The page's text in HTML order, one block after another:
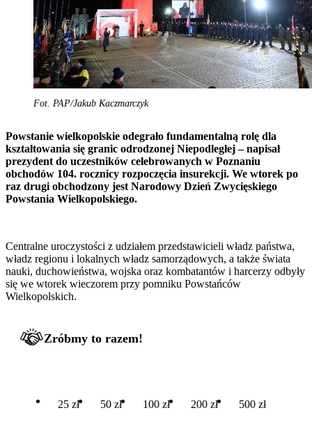
Fot. PAP/Jakub Kaczmarczyk
Powstanie wielkopolskie odegrało fundamentalną rolę dla
kształtowania się granic odrodzonej Niepodległej – napisał
prezydent do uczestników celebrowanych w Poznaniu
obchodów 104. rocznicy rozpoczęcia insurekcji. We wtorek po
raz drugi obchodzony jest Narodowy Dzień Zwycięskiego
Powstania Wielkopolskiego.
Centralne uroczystości z udziałem przedstawicieli władz państwa,
władz regionu i lokalnych władz samorządowych, a także świata
nauki, duchowieństwa, wojska oraz kombatantów i harcerzy odbyły
się we wtorek wieczorem przy pomniku Powstańców
Wielkopolskich.
Zróbmy to razem!
25 zł 50 zł 100 zł 200 zł 500 zł